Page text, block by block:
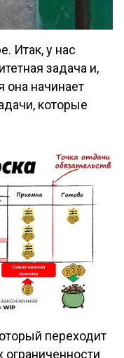
Итак, у нас
задача и,
она начинает
которые
переходит
ограниченности